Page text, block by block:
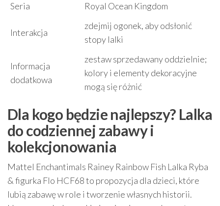
Seria Royal Ocean Kingdom
Interakcja
zdejmij ogonek, aby odsłonić
stopy lalki
Informacja
dodatkowa
zestaw sprzedawany oddzielnie;
kolory i elementy dekoracyjne
mogą się różnić
Dla kogo będzie najlepszy? Lalka
do codziennej zabawy i
kolekcjonowania
Mattel Enchantimals Rainey Rainbow Fish Lalka Ryba
& figurka Flo HCF68 to propozycja dla dzieci, które
lubią zabawę w role i tworzenie własnych historii.